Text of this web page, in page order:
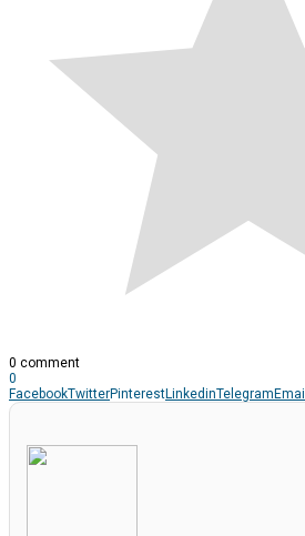
0 comment
0
FacebookTwitterPinterestLinkedinTelegramEmail